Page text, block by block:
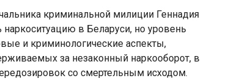
криминальной милиции Геннадия
в Беларуси, но уровень
и криминологические аспекты,
за незаконный наркооборот, в
со смертельным исходом.